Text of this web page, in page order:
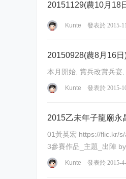
20151129(農10月18
Kunte 發表於 2015-
20150928(農8月16
Kunte 發表於 2015-
2015乙未年子龍廟永
01黃英宏 https://flic.kr/s/aHsk6uoTvw 參賽作品~黃英宏 by Kunte, on Flickr 02林文雄 https://flic.kr/s/aHsk9XCvXQ
Kunte 發表於 2015-